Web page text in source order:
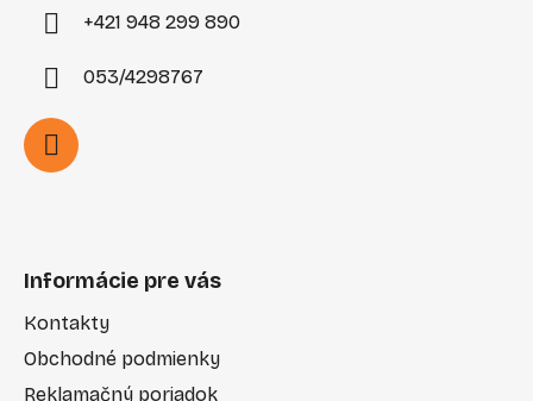
+421 948 299 890
053/4298767
Informácie pre vás
Kontakty
Obchodné podmienky
Reklamačný poriadok